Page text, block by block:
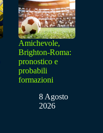
Amichevole,
Brighton-Roma:
pronostico e
probabili
formazioni
8 Agosto
2026